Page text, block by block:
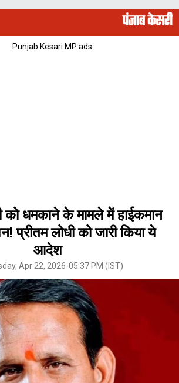
को धमकाने के मामले में हाईकमान
प्रीतम लोधी को जारी किया ये
आदेश
Apr 22, 2026-05:37 PM (IST)